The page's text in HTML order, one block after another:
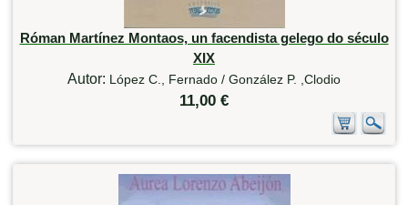
Róman Martínez Montaos, un facendista gelego do século
XIX
Autor: López C., Fernado / González P. ,Clodio
11,00 €